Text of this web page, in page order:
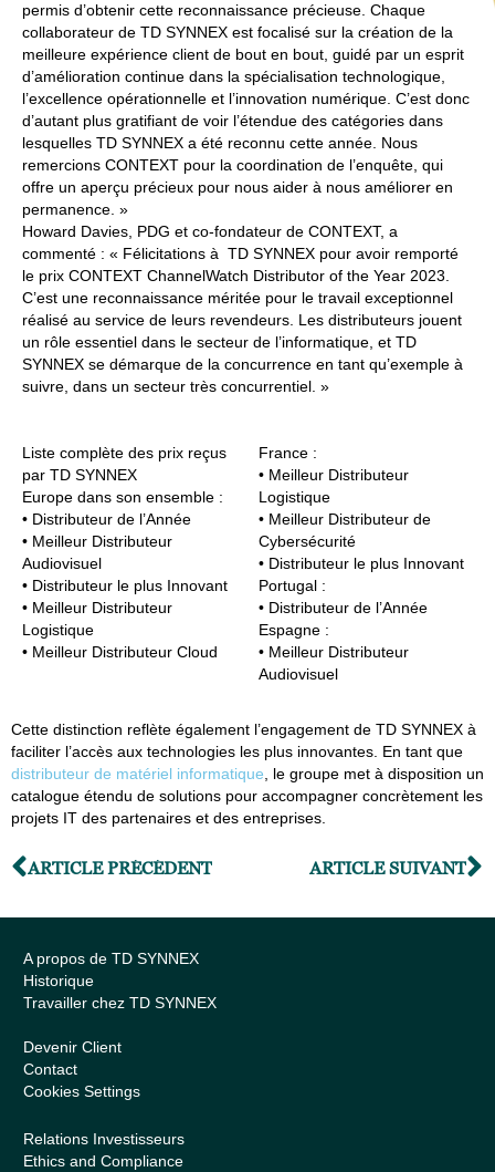
permis d’obtenir cette reconnaissance précieuse. Chaque
collaborateur de TD SYNNEX est focalisé sur la création de la
meilleure expérience client de bout en bout, guidé par un esprit
d’amélioration continue dans la spécialisation technologique,
l’excellence opérationnelle et l’innovation numérique. C’est donc
d’autant plus gratifiant de voir l’étendue des catégories dans
lesquelles TD SYNNEX a été reconnu cette année. Nous
remercions CONTEXT pour la coordination de l’enquête, qui
offre un aperçu précieux pour nous aider à nous améliorer en
permanence. »
Howard Davies, PDG et co-fondateur de CONTEXT, a
commenté : « Félicitations à TD SYNNEX pour avoir remporté
le prix CONTEXT ChannelWatch Distributor of the Year 2023.
C’est une reconnaissance méritée pour le travail exceptionnel
réalisé au service de leurs revendeurs. Les distributeurs jouent
un rôle essentiel dans le secteur de l’informatique, et TD
SYNNEX se démarque de la concurrence en tant qu’exemple à
suivre, dans un secteur très concurrentiel. »
Liste complète des prix reçus
par TD SYNNEX
Europe dans son ensemble :
• Distributeur de l’Année
• Meilleur Distributeur
Audiovisuel
• Distributeur le plus Innovant
• Meilleur Distributeur
Logistique
• Meilleur Distributeur Cloud
France :
• Meilleur Distributeur
Logistique
• Meilleur Distributeur de
Cybersécurité
• Distributeur le plus Innovant
Portugal :
• Distributeur de l’Année
Espagne :
• Meilleur Distributeur
Audiovisuel
Cette distinction reflète également l’engagement de TD SYNNEX à
faciliter l’accès aux technologies les plus innovantes. En tant que
distributeur de matériel informatique, le groupe met à disposition un
catalogue étendu de solutions pour accompagner concrètement les
projets IT des partenaires et des entreprises.
ARTICLE PRÉCÉDENT ARTICLE SUIVANT
A propos de TD SYNNEX
Historique
Travailler chez TD SYNNEX
Devenir Client
Contact
Cookies Settings
Relations Investisseurs
Ethics and Compliance